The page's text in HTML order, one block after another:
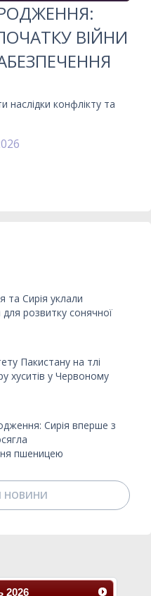
ВІЙНИ
наслідки конфлікту та
та Сирія уклали
розвитку сонячної
Пакистану на тлі
хуситів у Червоному
Сирія вперше з
пшеницею
НОВИНИ
2026